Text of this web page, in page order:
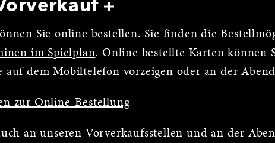
Sie online bestellen. Sie finden die
im Spielplan. Online bestellte Karten können
auf dem Mobiltelefon vorzeigen oder an der
zur Online-Bestellung
an unseren Vorverkaufsstellen und an der